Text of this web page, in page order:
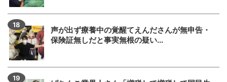
声が出ず療養中の覚醒てえんださんが無申告・
保険証無しだと事実無根の疑い...